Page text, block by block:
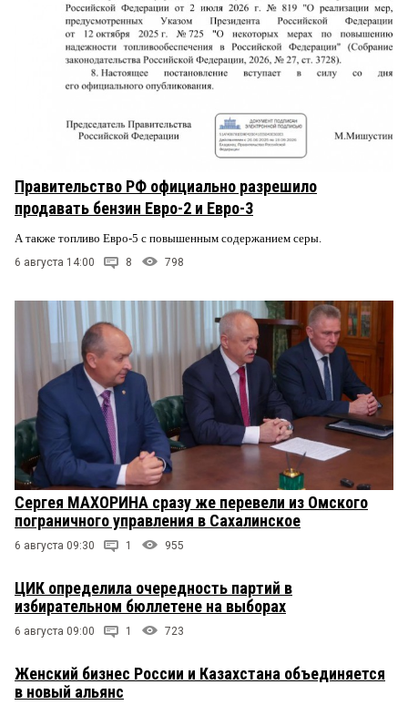
Правительство РФ официально разрешило
продавать бензин Евро-2 и Евро-3
А также топливо Евро-5 с повышенным содержанием серы.
6 августа 14:00 8 798
Сергея МАХОРИНА сразу же перевели из Омского
пограничного управления в Сахалинское
6 августа 09:30 1 955
ЦИК определила очередность партий в
избирательном бюллетене на выборах
6 августа 09:00 1 723
Женский бизнес России и Казахстана объединяется
в новый альянс